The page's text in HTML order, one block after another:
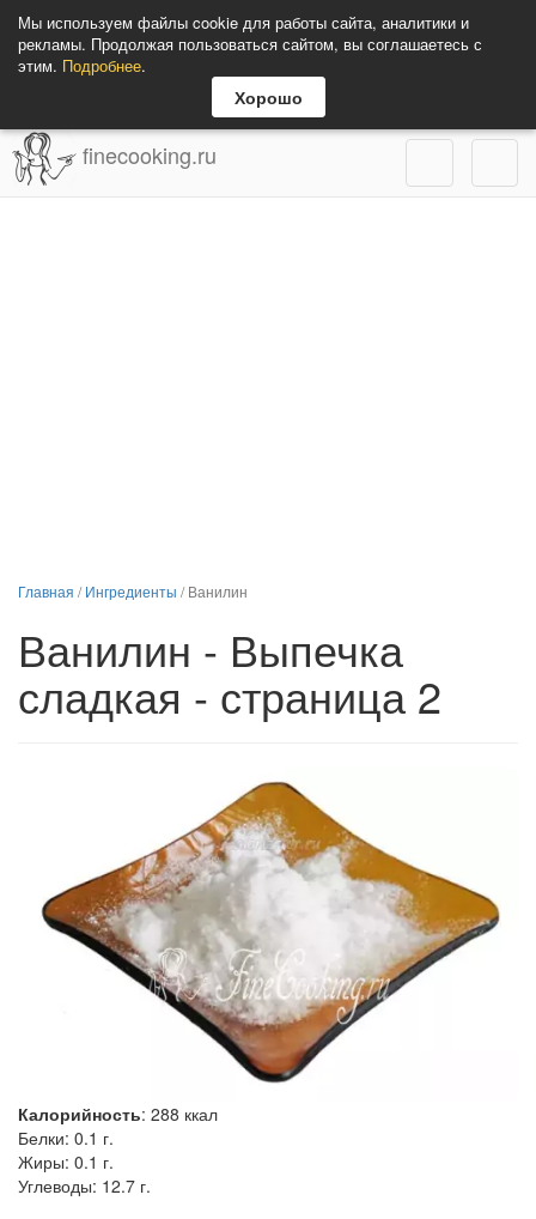
Мы используем файлы cookie для работы сайта, аналитики и
рекламы. Продолжая пользоваться сайтом, вы соглашаетесь с
этим. Подробнее.
Хорошо
finecooking.ru
Главная /Ингредиенты /Ванилин
Ванилин - Выпечка
сладкая - страница 2
Калорийность: 288 ккал
Белки: 0.1 г.
Жиры: 0.1 г.
Углеводы: 12.7 г.